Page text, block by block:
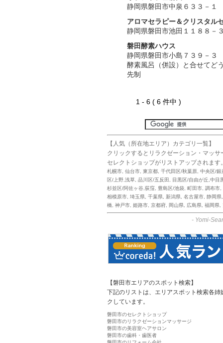
静岡県磐田市中泉６３３－１
アロマセラピー＆クリスタル
静岡県磐田市池田１１８８－
磐田酵素ハウス
静岡県磐田市小島７３９－３
酵素風呂（併設）と合せてど
先制
1 - 6 ( 6 件中 )
【人気（所在地エリア）カテゴリ一覧】
クリックするとリラクゼーション・マッ
セレクトショップがリストアップされます
札幌市 仙台市 東京都 千代田区/秋葉原 中央区/銀
区/上野,浅草 品川区/五反田
目黒区/自由が丘,中目
杉並区/阿佐ヶ谷,荻窪
豊島区/池袋 町田市 調布市
相模原市 埼玉県 千葉県 新潟県 名古屋市 静岡県
橋 神戸市 姫路市 京都府 岡山県 広島県 福岡県
- Yomi-
【磐田市エリアのスポット検索】
下記のリストは、エリアスポット検索各
クしています。
磐田市のセレクトショップ
磐田市のリラクゼーションマッサージ
磐田市の美容室ヘアサロン
磐田市の歯科・歯医者